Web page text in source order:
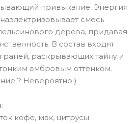
привыкание. Энергия
смесь
дерева, придавая
В состав входят
раскрывающих тайну и
амбровым оттенком.
? Невероятно )
кофе, мак, цитрусы